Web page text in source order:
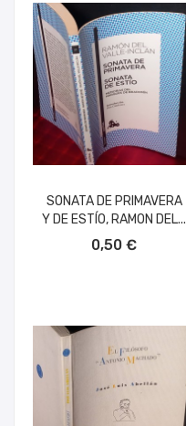
SONATA DE PRIMAVERA
Y DE ESTÍO, RAMON DEL...
0,50 €